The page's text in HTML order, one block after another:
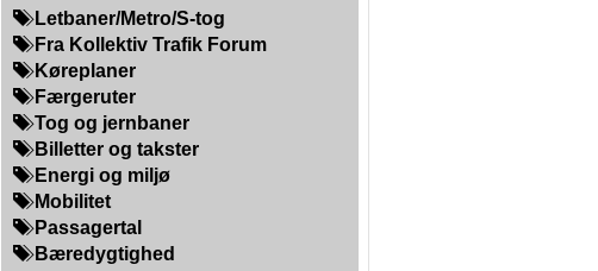
Letbaner/Metro/S-tog
Fra Kollektiv Trafik Forum
Køreplaner
Færgeruter
Tog og jernbaner
Billetter og takster
Energi og miljø
Mobilitet
Passagertal
Bæredygtighed